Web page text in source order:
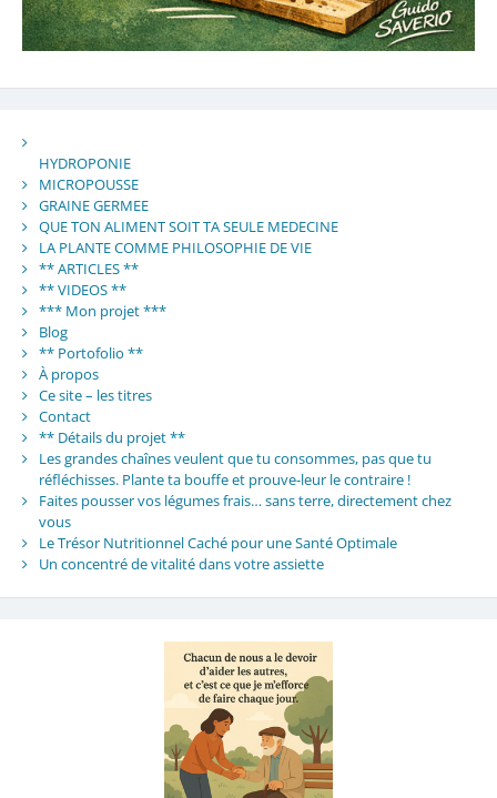
HYDROPONIE
MICROPOUSSE
GRAINE GERMEE
QUE TON ALIMENT SOIT TA SEULE MEDECINE
LA PLANTE COMME PHILOSOPHIE DE VIE
** ARTICLES **
** VIDEOS **
*** Mon projet ***
Blog
** Portofolio **
À propos
Ce site – les titres
Contact
** Détails du projet **
Les grandes chaînes veulent que tu consommes, pas que tu
réfléchisses. Plante ta bouffe et prouve-leur le contraire !
Faites pousser vos légumes frais… sans terre, directement chez
vous
Le Trésor Nutritionnel Caché pour une Santé Optimale
Un concentré de vitalité dans votre assiette